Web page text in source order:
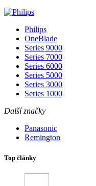
Philips
OneBlade
Series 9000
Series 7000
Series 6000
Series 5000
Series 3000
Series 1000
Další značky
Panasonic
Remington
Top články